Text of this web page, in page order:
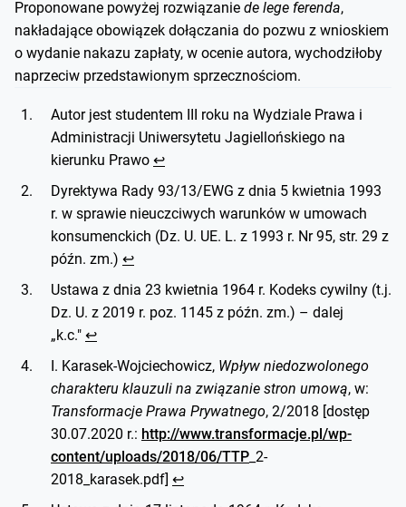
Proponowane powyżej rozwiązanie de lege ferenda,
nakładające obowiązek dołączania do pozwu z wnioskiem
o wydanie nakazu zapłaty, w ocenie autora, wychodziłoby
naprzeciw przedstawionym sprzecznościom.
Autor jest studentem III roku na Wydziale Prawa i
Administracji Uniwersytetu Jagiellońskiego na
kierunku Prawo ↩︎
Dyrektywa Rady 93/13/EWG z dnia 5 kwietnia 1993
r. w sprawie nieuczciwych warunków w umowach
konsumenckich (Dz. U. UE. L. z 1993 r. Nr 95, str. 29 z
późn. zm.) ↩︎
Ustawa z dnia 23 kwietnia 1964 r. Kodeks cywilny (t.j.
Dz. U. z 2019 r. poz. 1145 z późn. zm.) – dalej
„k.c." ↩︎
I. Karasek-Wojciechowicz, Wpływ niedozwolonego
charakteru klauzuli na związanie stron umową, w:
Transformacje Prawa Prywatnego, 2/2018 [dostęp
30.07.2020 r.: http://www.transformacje.pl/wp-
content/uploads/2018/06/TTP _2-
2018_karasek.pdf] ↩︎